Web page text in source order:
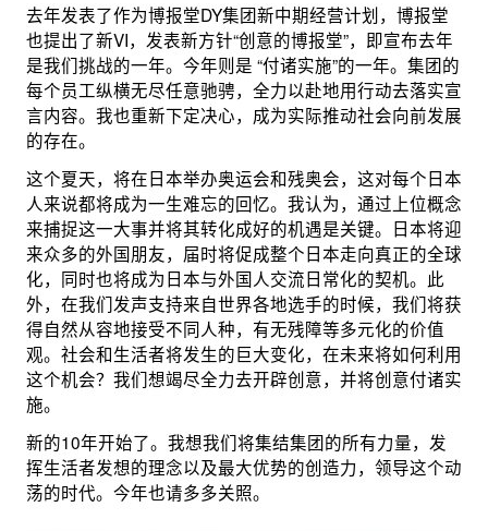
去年发表了作为博报堂DY集团新中期经营计划，博报堂
也提出了新VI，发表新方针“创意的博报堂”，即宣布去年
是我们挑战的一年。今年则是 “付诸实施”的一年。集团的
每个员工纵横无尽任意驰骋，全力以赴地用行动去落实宣
言内容。我也重新下定决心，成为实际推动社会向前发展
的存在。
这个夏天，将在日本举办奥运会和残奥会，这对每个日本
人来说都将成为一生难忘的回忆。我认为，通过上位概念
来捕捉这一大事并将其转化成好的机遇是关键。日本将迎
来众多的外国朋友，届时将促成整个日本走向真正的全球
化，同时也将成为日本与外国人交流日常化的契机。此
外，在我们发声支持来自世界各地选手的时候，我们将获
得自然从容地接受不同人种，有无残障等多元化的价值
观。社会和生活者将发生的巨大变化，在未来将如何利用
这个机会？我们想竭尽全力去开辟创意，并将创意付诸实
施。
新的10年开始了。我想我们将集结集团的所有力量，发
挥生活者发想的理念以及最大优势的创造力，领导这个动
荡的时代。今年也请多多关照。